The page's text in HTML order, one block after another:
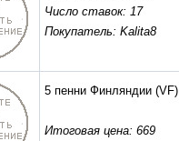
Число ставок: 17
Покупатель: Kalita8
5 пенни Финляндии (VF)
Итоговая цена: 669